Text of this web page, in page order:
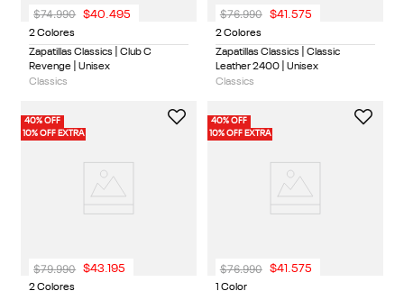
2 Colores
Zapatillas Classics | Club C
Revenge | Unisex
Classics
$74.990 $40.495
2 Colores
Zapatillas Classics | Classic
Leather 2400 | Unisex
Classics
$76.990 $41 .575
40% OFF
10% OFF EXTRA
2 Colores
$79.990 $43. 195
40% OFF
10% OFF EXTRA
1 Color
$76.990 $41 .575